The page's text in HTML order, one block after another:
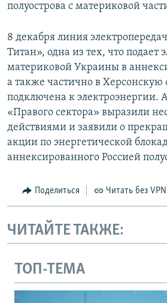
полуострова с материковой
8 декабря линия
Титан», одна из тех, что подает
материковой Украины в
а также частично в Херсонскую
подключена к электроэнергии.
«Правого сектора» выразили
действиями и заявили о
акции по энергетической
аннексированного Россией
Поделиться Читать без VPN
ЧИТАЙТЕ ТАКЖЕ:
ТОП-ТЕМА